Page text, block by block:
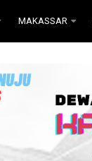
MAKASSAR